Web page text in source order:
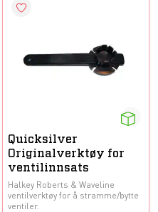
Quicksilver
Originalverktøy for
ventilinnsats
Halkey Roberts & Waveline
ventilverktøy for å stramme/bytte
ventiler.